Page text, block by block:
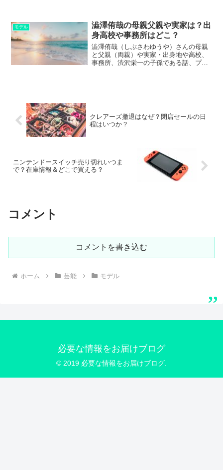
モデル
澁澤侑哉の母親父親や実家は？出
身高校や事務所はどこ？
澁澤侑哉（しぶさわゆうや）さんの母親
と父親（両親）や実家・出身地や高校、
事務所、渋沢栄一の子孫である話、プロ
クレアーズ撤退はなぜ？閉店セールの日
程はいつか？
ニンテンドースイッチ売り切れいつま
で？在庫情報＆どこで買える？
コメント
コメントを書き込む
ホーム 芸能 モデル
必要な情報をお届けブログ
© 2019 必要な情報をお届けブログ.